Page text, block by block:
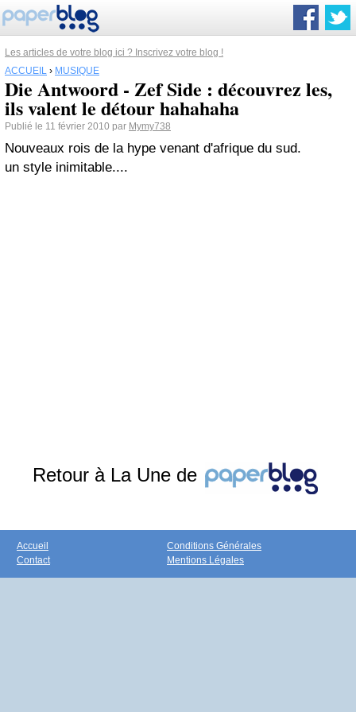
Les articles de votre blog ici ? Inscrivez votre blog !
ACCUEIL › MUSIQUE
Die Antwoord - Zef Side : découvrez les,
ils valent le détour hahahaha
Publié le 11 février 2010 par Mymy738
Nouveaux rois de la hype venant d'afrique du sud.
un style inimitable....
Retour à La Une de
Accueil
Contact
Conditions Générales
Mentions Légales